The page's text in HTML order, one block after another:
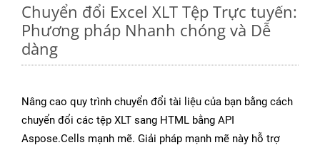
Chuyển đổi Excel XLT Tệp Trực tuyến:
Phương pháp Nhanh chóng và Dễ
dàng
Nâng cao quy trình chuyển đổi tài liệu của bạn bằng cách
chuyển đổi các tệp XLT sang HTML bằng API
Aspose.Cells mạnh mẽ. Giải pháp mạnh mẽ này hỗ trợ